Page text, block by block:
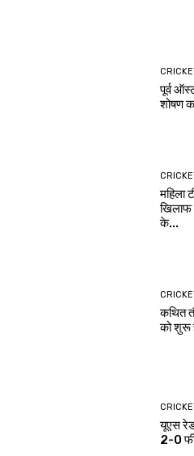
पूर्व
शोषण
महिला
खिलाफ
के...
कथित
को शुरू
यूएस रेड
2-0